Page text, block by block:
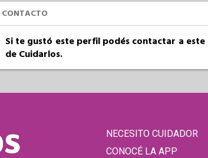
CONTACTO
Si te gustó este perfil podés contactar a
de Cuidarlos.
NECESITO CUIDADOR
CONOCÉ LA APP